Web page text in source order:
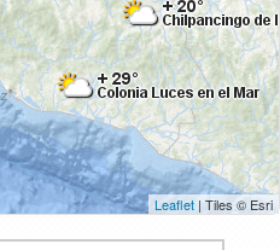
Leaflet | Tiles © Esri